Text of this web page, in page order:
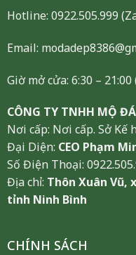
Hotline: 0922.505.999
Email:
Giờ mở cửa: 6:30 –
CÔNG TY TNHH MỘ
Nơi cấp: Nơi cấp. Sở
Đại Diện: CEO Phạm
Số Điện Thoại:
Địa chỉ: Thôn Xuân Vũ,
tỉnh Ninh Bình
CHÍNH SÁCH